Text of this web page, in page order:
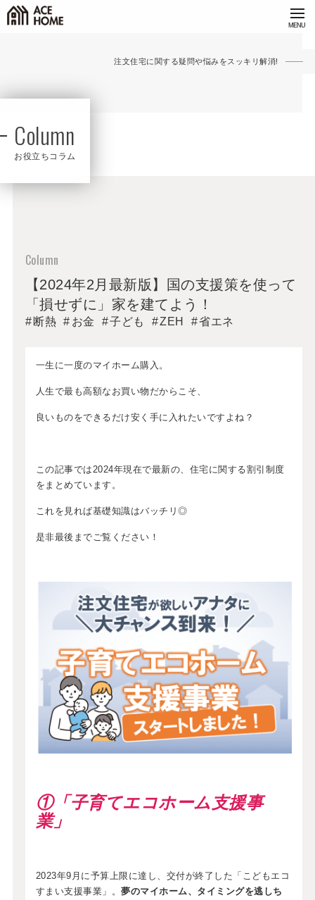
注文住宅に関する疑問や悩みをスッキリ解消!
Column
お役立ちコラム
【2024年2月最新版】国の支援策を使って
「損せずに」家を建てよう！
断熱 お金 子ども ZEH 省エネ
一生に一度のマイホーム購入。
人生で最も高額なお買い物だからこそ、
良いものをできるだけ安く手に入れたいですよね？
この記事では2024年現在で最新の、住宅に関する割引制度
をまとめています。
これを見れば基礎知識はバッチリ◎
是非最後までご覧ください！
①「子育てエコホーム支援事
業」
2023年9月に予算上限に達し、交付が終了した「こどもエコ
すまい支援事業」。夢のマイホーム、タイミングを逃しち